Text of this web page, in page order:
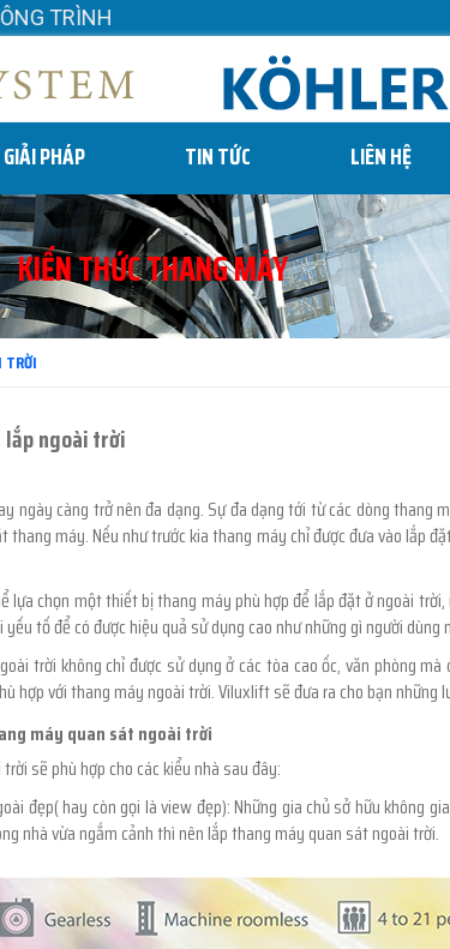
GIẢI PHÁP TIN TỨC LIÊN HỆ
KIẾN THỨC THANG MÁY
TRỜI
lắp ngoài trời
ngày càng trở nên đa dạng. Sự đa dạng tới từ các dòng
thang máy. Nếu như trước kia thang máy chỉ được đưa vào lắp
lựa chọn một thiết bị thang máy phù hợp để lắp đặt ở ngoài
tố để có được hiệu quả sử dụng cao như những gì người dùng
trời không chỉ được sử dụng ở các tòa cao ốc, văn phòng
hợp với thang máy ngoài trời. Viluxlift sẽ đưa ra cho bạn những
máy quan sát ngoài trời
sẽ phù hợp cho các kiểu nhà sau đây:
đẹp( hay còn gọi là view đẹp): Những gia chủ sở hữu không
nhà vừa ngắm cảnh thì nên lắp thang máy quan sát ngoài trời.